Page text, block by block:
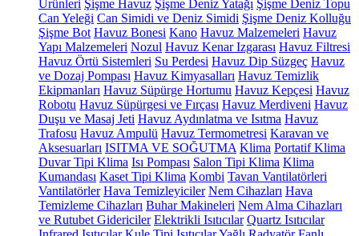
Ürünleri Şişme Havuz Şişme Deniz Yatağı Şişme Deniz Topu
Can Yeleği Can Simidi ve Deniz Simidi Şişme Deniz Kolluğu
Şişme Bot Havuz Bonesi Kano Havuz Malzemeleri Havuz
Yapı Malzemeleri Nozul Havuz Kenar Izgarası Havuz Filtresi
Havuz Örtü Sistemleri Su Perdesi Havuz Dip Süzgeç Havuz
ve Dozaj Pompası Havuz Kimyasalları Havuz Temizlik
Ekipmanları Havuz Süpürge Hortumu Havuz Kepçesi Havuz
Robotu Havuz Süpürgesi ve Fırçası Havuz Merdiveni Havuz
Duşu ve Masaj Jeti Havuz Aydınlatma ve Isıtma Havuz
Trafosu Havuz Ampulü Havuz Termometresi Karavan ve
Aksesuarları ISITMA VE SOĞUTMA Klima Portatif Klima
Duvar Tipi Klima Isı Pompası Salon Tipi Klima Klima
Kumandası Kaset Tipi Klima Kombi Tavan Vantilatörleri
Vantilatörler Hava Temizleyiciler Nem Cihazları Hava
Temizleme Cihazları Buhar Makineleri Nem Alma Cihazları
ve Rutubet Gidericiler Elektrikli Isıtıcılar Quartz Isıtıcılar